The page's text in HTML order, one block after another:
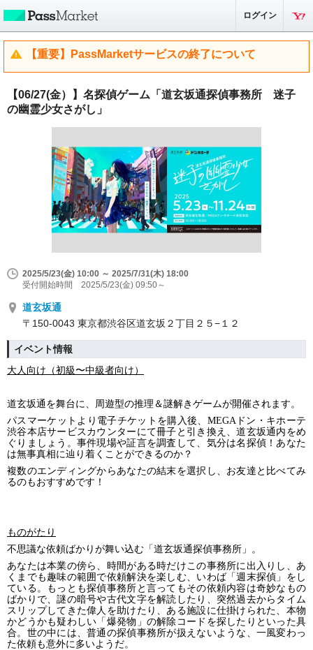
ログイン
【重要】PassMarketサービスの終了について
【06/27(金）】名探偵ゲーム「道玄坂通探偵事務所 迷子
の幽霊少女さがし」
2025/5/23(金) 10:00 ～ 2025/7/31(木) 18:00
受付開始時間 2025/5/23(金) 09:50～
道玄坂通
〒150-0043 東京都渋谷区道玄坂２丁目２５−１２
イベント情報
大人向け（初級〜中級者向け）
道玄坂通を舞台に、周遊型の推理＆謎解きゲームが開催されます。
パスマーケットより電子チケットを購入後、MEGAドン・キホーテ
渋谷本店サービスカウンターにて冊子と引き換え、道玄坂通内をめ
ぐりましょう。事件現場や証言を調査して、気分は名探偵！あなた
は無事真相に辿り着くことができるのか？
複数のエンディングからあなたの結末を選択し、お友達と比べてみ
るのもおすすめです！
ものがたり
不思議な依頼ばかりが舞い込む「道玄坂通探偵事務所」。
あなたは本業の傍ら、時間がある時だけこの事務所に出入りし、あ
くまでも趣味の範囲で依頼解決を楽しむ、いわば「週末探偵」をし
ている。もっとも探偵事務所と言ってもその依頼内容は奇妙なもの
ばかりで、謎の暗号や古代文字を解読したり、突然過去からタイム
スリップしてきた偉人を助けたり、ある施設に仕掛けられた、本物
かどうかも疑わしい「爆発物」の解除コードを探したりといった具
合。世の中には、普通の探偵事務所が扱えないような、一風変わっ
た依頼も意外に多いようだ。